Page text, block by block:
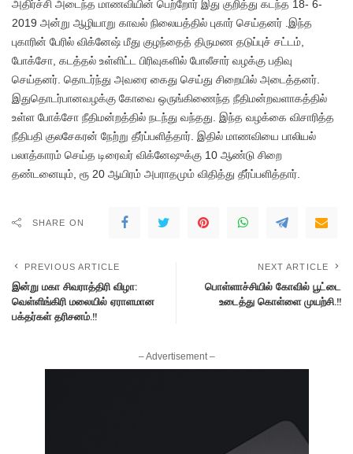
அதிர்ச்சி அடைந்த மாணவியின் பெற்றோர் இது குறித்து கடந்த 18- 6-
2019 அன்று ஆழியாறு காவல் நிலையத்தில் புகார் செய்தனர் .இந்த
புகாரின் பேரில் விக்னேஷ் மீது குழந்தைத் திருமண தடுப்புச் சட்டம்,
போக்சோ, கடத்தல் உள்ளிட்ட பிரிவுகளில் போலீசார் வழக்கு பதிவு
செய்தனர். தொடர்ந்து அவரை கைது செய்து சிறையில் அடைத்தனர்.
இதுதொடர்பானவழக்கு கோவை ஒருங்கிணைந்த நீதிமன்றவளாகத்தில்
உள்ள போக்சோ நீதிமன்றத்தில் நடந்து வந்தது. இந்த வழக்கை விசாரித்த
நீதிபதி குலசேகரன் நேற்று தீர்ப்பளித்தார். இதில் மாணவியை பாலியல்
பலாத்காரம் செய்த டிரைவர் விக்னேஷுக்கு 10 ஆண்டு சிறை
தண்டனையும், ரூ 20 ஆயிரம் அபராதமும் விதித்து தீர்ப்பளித்தார்.
SHARE ON
PREVIOUS ARTICLE
இன்று மகா சிவராத்திரி விழா:
வெள்ளிங்கிரி மலையில் ஏராளமான
பக்தர்கள் தரிசனம்.!!
NEXT ARTICLE
பொள்ளாச்சியில் கோவில் பூட்டை
உடைத்து கொள்ளை முயற்சி.!!
– Advertisement –